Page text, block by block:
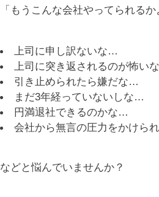
「もうこんな会社やってられる
上司に申し訳ないな…
上司に突き返されるのが怖い
引き止められたら嫌だな…
まだ3年経っていないしな…
円満退社できるのかな…
会社から無言の圧力をかけら
などと悩んでいませんか？